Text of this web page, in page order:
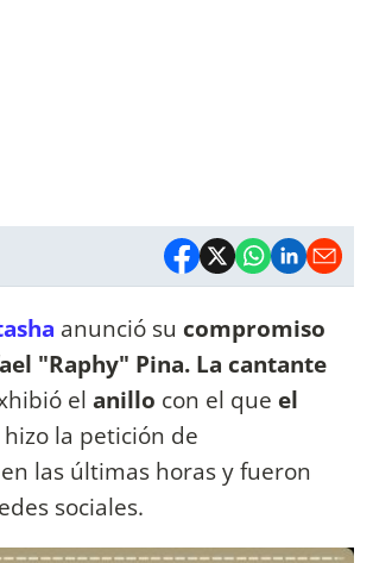
anunció su compromiso
"Raphy" Pina. La cantante
el anillo con el que el
hizo la petición de
en las últimas horas y fueron
sociales.